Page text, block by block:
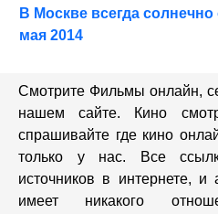
В Москве всегда
мая 2014
Смотрите Фильмы онлайн,
нашем сайте. Кино
спрашивайте где кино
только у нас. Все
источников в интернете, и
имеет никакого